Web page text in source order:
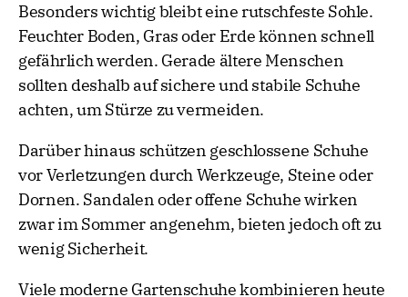
Besonders wichtig bleibt eine rutschfeste Sohle.
Feuchter Boden, Gras oder Erde können schnell
gefährlich werden. Gerade ältere Menschen
sollten deshalb auf sichere und stabile Schuhe
achten, um Stürze zu vermeiden.
Darüber hinaus schützen geschlossene Schuhe
vor Verletzungen durch Werkzeuge, Steine oder
Dornen. Sandalen oder offene Schuhe wirken
zwar im Sommer angenehm, bieten jedoch oft zu
wenig Sicherheit.
Viele moderne Gartenschuhe kombinieren heute